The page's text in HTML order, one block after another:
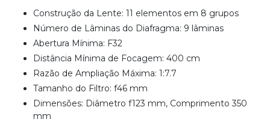
Construção da Lente: 11 elementos em 8 grupos
Número de Lâminas do Diafragma: 9 lâminas
Abertura Mínima: F32
Distância Mínima de Focagem: 400 cm
Razão de Ampliação Máxima: 1:7.7
Tamanho do Filtro: f46 mm
Dimensões: Diâmetro f123 mm, Comprimento 350
mm